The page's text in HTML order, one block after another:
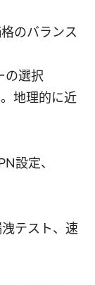
格のバランス
の選択
地理的に近
設定、
テスト、速